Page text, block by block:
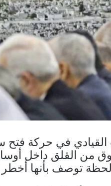
في حركة فتح
من القلق داخل
توصف بأنها أخطر